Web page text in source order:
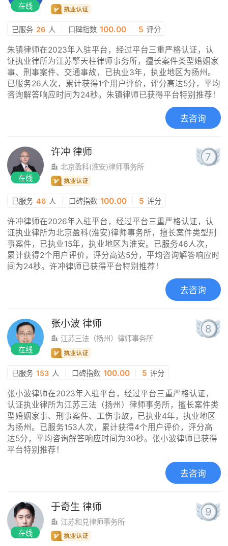
在线
已服务 26 人 口碑指数 100.00 5 评分
朱镇律师在2023年入驻平台，经过平台三重严格认证，认
证执业律所为江苏擎天柱律师事务所，擅长案件类型婚姻家
事、刑事案件、交通事故，已执业3年，执业地区为扬州。
已服务26人次，累计获得1个用户评价，评分高达5分，平均
咨询解答响应时间为24秒。朱镇律师已获得平台特别推荐！
去咨询
在线
许冲 律师
北京盈科(淮安)律师事务所
7
已服务 46 人 口碑指数 100.00 5 评分
许冲律师在2026年入驻平台，经过平台三重严格认证，认
证执业律所为北京盈科(淮安)律师事务所，擅长案件类型刑
事案件，已执业15年，执业地区为淮安。已服务46人次，
累计获得2个用户评价，评分高达5分，平均咨询解答响应时
间为24秒。许冲律师已获得平台特别推荐！
去咨询
在线
张小波 律师
江苏三法（扬州）律师事务所
8
已服务 153 人 口碑指数 100.00 5 评分
张小波律师在2023年入驻平台，经过平台三重严格认证，
认证执业律所为江苏三法（扬州）律师事务所，擅长案件类
型婚姻家事、刑事案件、工伤事故，已执业4年，执业地区
为扬州。已服务153人次，累计获得4个用户评价，评分高
达5分，平均咨询解答响应时间为30秒。张小波律师已获得
平台特别推荐！
去咨询
在线
于奇生 律师
江苏和兑律师事务所
9